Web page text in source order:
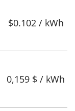
$0.102 / kWh
0,159 $ / kWh